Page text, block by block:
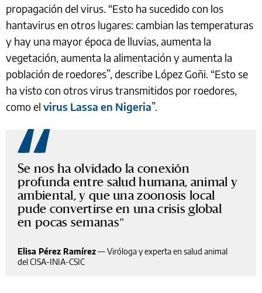
propagación del virus. “Esto ha sucedido con los
hantavirus en otros lugares: cambian las temperaturas
y hay una mayor época de lluvias, aumenta la
vegetación, aumenta la alimentación y aumenta la
población de roedores”, describe López Goñi. “Esto se
ha visto con otros virus transmitidos por roedores,
como el virus Lassa en Nigeria”.
Se nos ha olvidado la conexión
profunda entre salud humana, animal y
ambiental, y que una zoonosis local
pude convertirse en una crisis global
en pocas semanas
Elisa Pérez Ramírez—Viróloga y experta en salud animal
del CISA-INIA-CSIC